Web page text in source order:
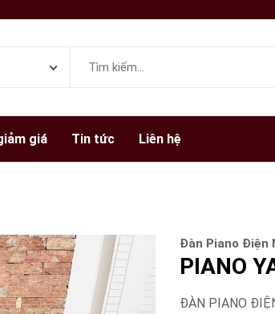
giá Tin tức Liên hệ
Đàn Piano Điện
PIANO
ĐÀN PIANO